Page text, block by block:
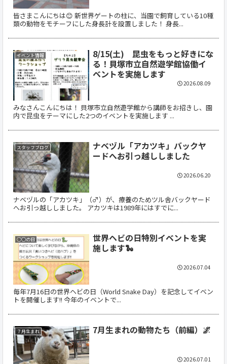
皆さまこんにちは😊 新世界ゲートの柱に、当園で飼育している10種
類の動物をモチーフにした身長計を設置しました！ 身長...
イベント情報
8/15(土) 昆虫をもっと好きにな
る！貝塚市立自然遊学館協働イ
ベントを実施します
みなさんこんにちは！ 貝塚市立自然遊学館から講師をお招きし、園
内で昆虫をテーマにした2つのイベントを実施します ...
2026.08.09
スタッフブログ
ナベヅル「アカツキ」バックヤ
ードへお引っ越ししました
ナベヅルの「アカツキ」（♂）が、療養のためツル舎バックヤード
へお引っ越ししました。 アカツキは1989年にはすでに...
2026.06.20
○○の日
世界ヘビの日特別イベントを実
施します🐍
毎年7月16日の世界ヘビの日（World Snake Day）を記念してイベン
トを開催します!! 今年のイベントで...
2026.07.04
７月生まれ 7月生まれの動物たち（前編）🌌
2026.07.01